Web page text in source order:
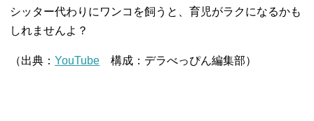
シッター代わりにワンコを飼うと、育児がラクになるかも
しれませんよ？
（出典：YouTube 構成：デラべっぴん編集部）